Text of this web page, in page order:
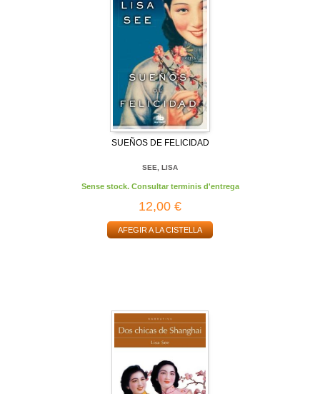
SUEÑOS DE FELICIDAD
SEE, LISA
Sense stock. Consultar terminis d'entrega
12,00 €
AFEGIR A LA CISTELLA